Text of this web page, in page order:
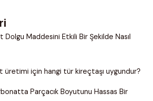
Dolgu Maddesini Etkili Bir Şekilde Nasıl
üretimi için hangi tür kireçtaşı uygundur?
Parçacık Boyutunu Hassas Bir